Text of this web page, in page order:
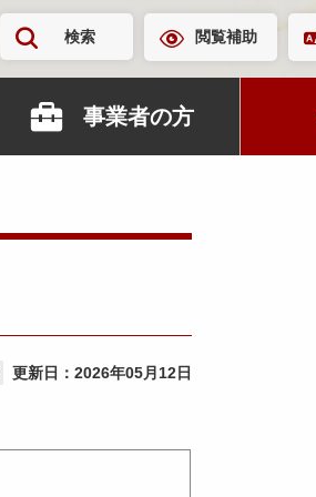
検索 閲覧補助
事業者の方
更新日： 2026年05月12日